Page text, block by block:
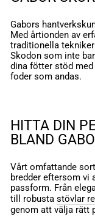
Gabors
Med årtionden av
traditionella
Skodon som inte
dina fötter stöd
foder som andas.
HITTA DIN
BLAND
Vårt omfattande
bredder eftersom vi
passform. Från
till robusta stövlar
genom att välja rätt